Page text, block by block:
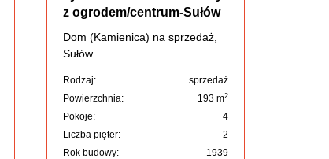
z ogrodem/centrum-Sułów
Dom (Kamienica) na sprzedaż,
Sułów
Rodzaj:
sprzedaż
Powierzchnia:
193 m2
Pokoje:
4
Liczba pięter:
2
Rok budowy:
1939